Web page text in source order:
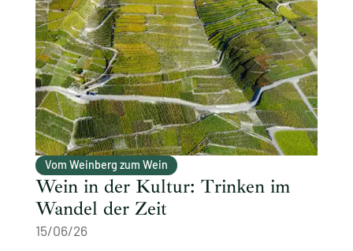
Vom Weinberg zum Wein
Wein in der Kultur: Trinken im
Wandel der Zeit
15/06/26